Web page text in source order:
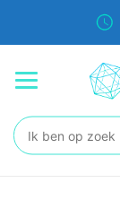
Zoeken: